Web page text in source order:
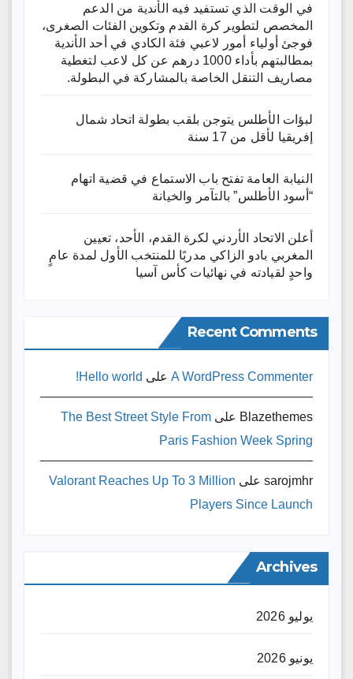
في الوقت الذي تستفيد فيه الأندية من الدعم
المخصص لتطوير كرة القدم وتكوين الفئات الصغرى،
فوجئ أولياء أمور لاعبي فئة الكادي في أحد الأندية
بمطالبتهم بأداء 1000 درهم عن كل لاعب لتغطية
مصاريف التنقل الخاصة بالمشاركة في البطولة.
لبؤات الأطلس يتوجن بلقب بطولة اتحاد شمال
إفريقيا لأقل من 17 سنة
النيابة العامة تفتح باب الاستماع في قضية اتهام
“أسود الأطلس” بالتآمر والخيانة
أعلن الاتحاد الأردني لكرة القدم، الأحد، تعيين
المغربي بادو الزاكي مدربًا للمنتخب الأول لمدة عامٍ
واحدٍ لقيادته ​في نهائيات كأس آسيا
Recent Comments
A WordPress Commenter على Hello world!
Blazethemes على The Best Street Style From
Paris Fashion Week Spring
sarojmhr على Valorant Reaches Up To 3 Million
Players Since Launch
Archives
يوليو 2026
يونيو 2026